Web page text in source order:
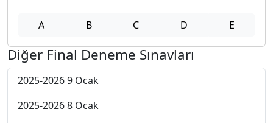
A B C D E
Diğer Final Deneme Sınavları
2025-2026 9 Ocak
2025-2026 8 Ocak